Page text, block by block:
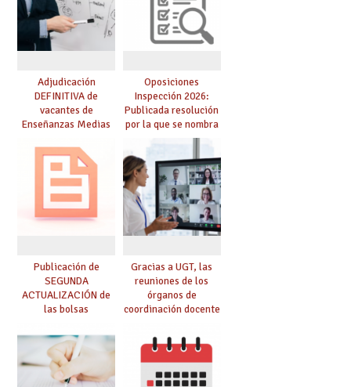
Adjudicación
DEFINITIVA de
vacantes de
Enseñanzas Medias
Oposiciones
Inspección 2026:
Publicada resolución
por la que se nombra
funcionarios/as en
prácticas, se regulan
dichas prácticas y se
convoca acto público
de adjudicación
Publicación de
SEGUNDA
ACTUALIZACIÓN de
las bolsas
Cuerpo de Maestros
de especialidades
convocadas a
oposición
Gracias a UGT, las
reuniones de los
órganos de
coordinación docente
de manera
telemática, sin exigir
presencialidad en el
centro